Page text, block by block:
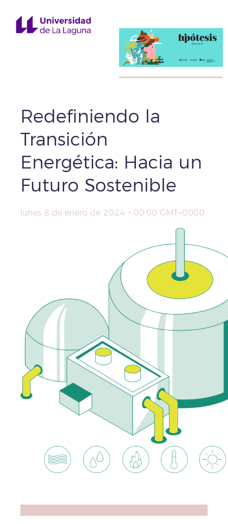
Redefiniendo la
Transición
Energética: Hacia un
Futuro Sostenible
lunes 8 de enero de 2024 – 00:00 GMT+0000
Facebook
X
WhatsApp
Copy
Lin